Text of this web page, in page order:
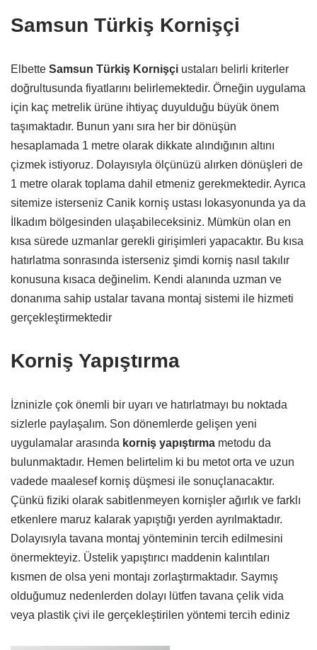
Samsun Türkiş Kornişçi
Elbette Samsun Türkiş Kornişçi ustaları belirli kriterler
doğrultusunda fiyatlarını belirlemektedir. Örneğin uygulama
için kaç metrelik ürüne ihtiyaç duyulduğu büyük önem
taşımaktadır. Bunun yanı sıra her bir dönüşün
hesaplamada 1 metre olarak dikkate alındığının altını
çizmek istiyoruz. Dolayısıyla ölçünüzü alırken dönüşleri de
1 metre olarak toplama dahil etmeniz gerekmektedir. Ayrıca
sitemize isterseniz Canik korniş ustası lokasyonunda ya da
İlkadım bölgesinden ulaşabileceksiniz. Mümkün olan en
kısa sürede uzmanlar gerekli girişimleri yapacaktır. Bu kısa
hatırlatma sonrasında isterseniz şimdi korniş nasıl takılır
konusuna kısaca değinelim. Kendi alanında uzman ve
donanıma sahip ustalar tavana montaj sistemi ile hizmeti
gerçekleştirmektedir
Korniş Yapıştırma
İzninizle çok önemli bir uyarı ve hatırlatmayı bu noktada
sizlerle paylaşalım. Son dönemlerde gelişen yeni
uygulamalar arasında korniş yapıştırma metodu da
bulunmaktadır. Hemen belirtelim ki bu metot orta ve uzun
vadede maalesef korniş düşmesi ile sonuçlanacaktır.
Çünkü fiziki olarak sabitlenmeyen kornişler ağırlık ve farklı
etkenlere maruz kalarak yapıştığı yerden ayrılmaktadır.
Dolayısıyla tavana montaj yönteminin tercih edilmesini
önermekteyiz. Üstelik yapıştırıcı maddenin kalıntıları
kısmen de olsa yeni montajı zorlaştırmaktadır. Saymış
olduğumuz nedenlerden dolayı lütfen tavana çelik vida
veya plastik çivi ile gerçekleştirilen yöntemi tercih ediniz